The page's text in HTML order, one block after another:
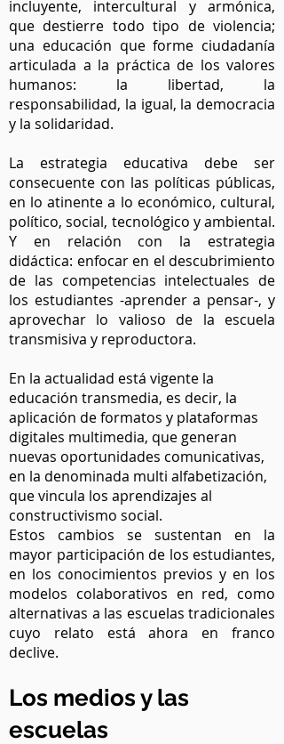
incluyente, intercultural y armónica,
que destierre todo tipo de violencia;
una educación que forme ciudadanía
articulada a la práctica de los valores
humanos: la libertad, la
responsabilidad, la igual, la democracia
y la solidaridad.
La estrategia educativa debe ser
consecuente con las políticas públicas,
en lo atinente a lo económico, cultural,
político, social, tecnológico y ambiental.
Y en relación con la estrategia
didáctica: enfocar en el descubrimiento
de las competencias intelectuales de
los estudiantes -aprender a pensar-, y
aprovechar lo valioso de la escuela
transmisiva y reproductora.
En la actualidad está vigente la
educación transmedia, es decir, la
aplicación de formatos y plataformas
digitales multimedia, que generan
nuevas oportunidades comunicativas,
en la denominada multi alfabetización,
que vincula los aprendizajes al
constructivismo social.
Estos cambios se sustentan en la
mayor participación de los estudiantes,
en los conocimientos previos y en los
modelos colaborativos en red, como
alternativas a las escuelas tradicionales
cuyo relato está ahora en franco
declive.
Los medios y las
escuelas